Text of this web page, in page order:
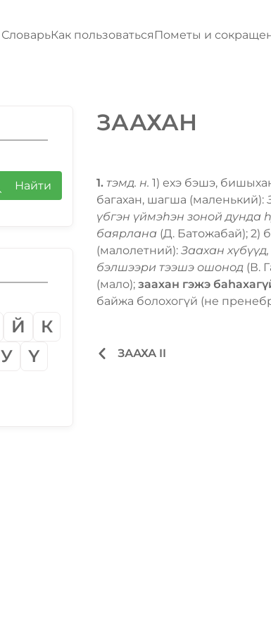
СловарьКак пользоваться Пометы и
Найти
Й
К
У
Ү
ЗААХАН
1.тэмд. н. 1) ехэ бэшэ,
багахан, шагша (маленький):
үбгэн үймэһэн зоной дунда
баярлана (Д. Батожабай); 2)
(малолетний): Заахан
бэлшээри тээшэ ошонод(В.
(мало); заахан гэжэ
байжа болохогүй (не
ЗААХА II